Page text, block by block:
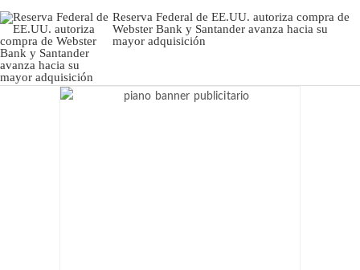
Reserva Federal de EE.UU. autoriza compra de
Webster Bank y Santander avanza hacia su
mayor adquisición